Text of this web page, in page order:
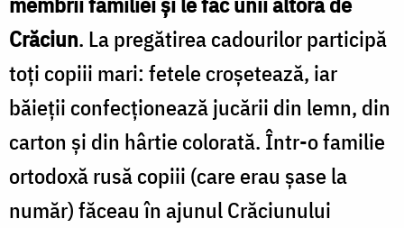
Crăciun. La pregătirea cadourilor participă
toţi copiii mari: fetele croşetează, iar
băieţii confecţionează jucării din lemn, din
carton şi din hârtie colorată. Într-o familie
ortodoxă rusă copiii (care erau şase la
număr) făceau în ajunul Crăciunului